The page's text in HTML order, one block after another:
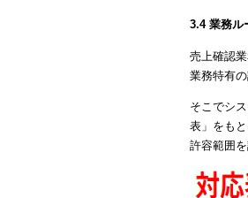
3.4 業務ル
売上確認
業務特有
そこでシ
表」をも
許容範囲